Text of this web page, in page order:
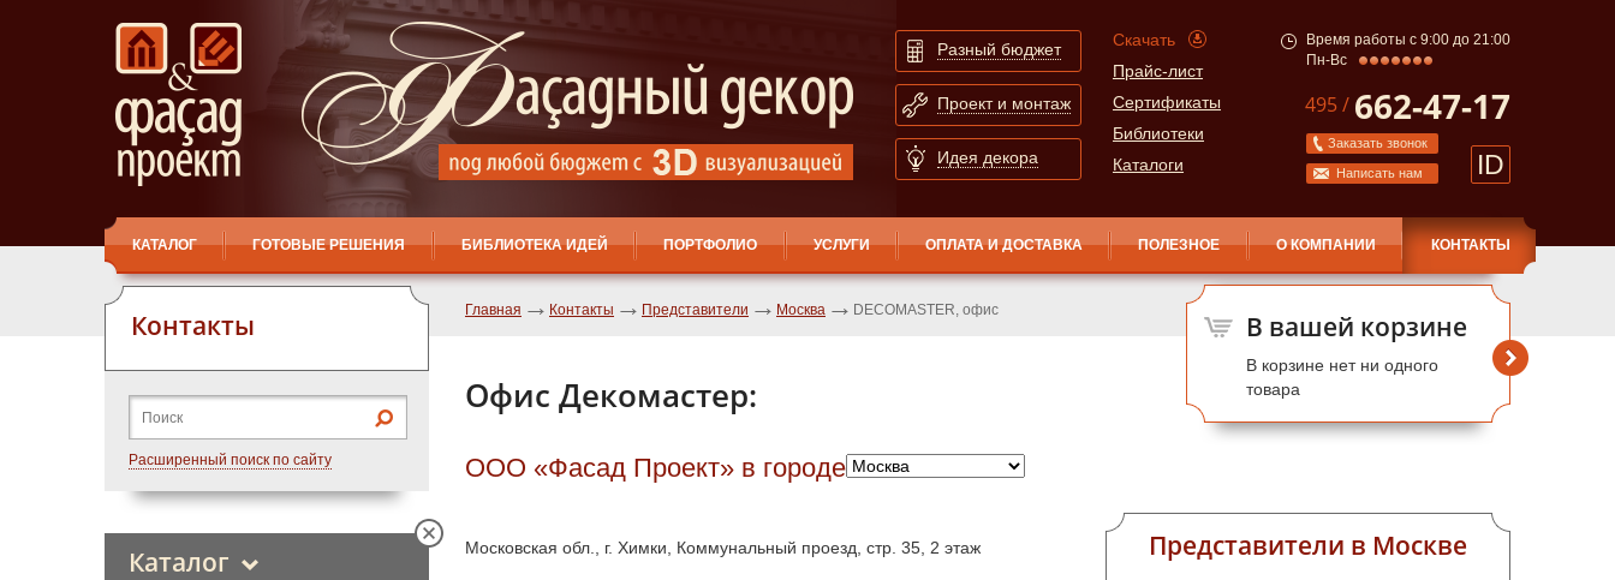
Разный бюджет
Проект и монтаж
Идея декора
Скачать
Прайс-лист
Сертификаты
Библиотеки
Каталоги
Время работы с 9:00 до 21:00
Пн-Вс
495 / 662-47-17
Заказать звонок
Написать нам ID
КАТАЛОГ ГОТОВЫЕ РЕШЕНИЯ БИБЛИОТЕКА ИДЕЙ ПОРТФОЛИО УСЛУГИ ОПЛАТА И ДОСТАВКА ПОЛЕЗНОЕ О КОМПАНИИ КОНТАКТЫ
Контакты
Расширенный поиск по сайту
Каталог
В вашей корзине
В корзине нет ни одного
товара
Главная Контакты Представители Москва DECOMASTER, офис
Офис Декомастер:
ООО «Фасад Проект» в городе
Московская обл., г. Химки, Коммунальный проезд, стр. 35, 2 этаж Представители в Москве